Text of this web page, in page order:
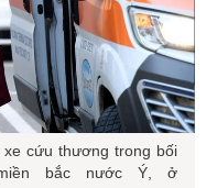
cứu thương trong bối
bắc nước Ý, ở